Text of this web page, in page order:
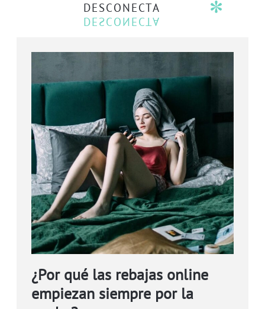
DESCONECTA
¿Por qué las rebajas online
empiezan siempre por la